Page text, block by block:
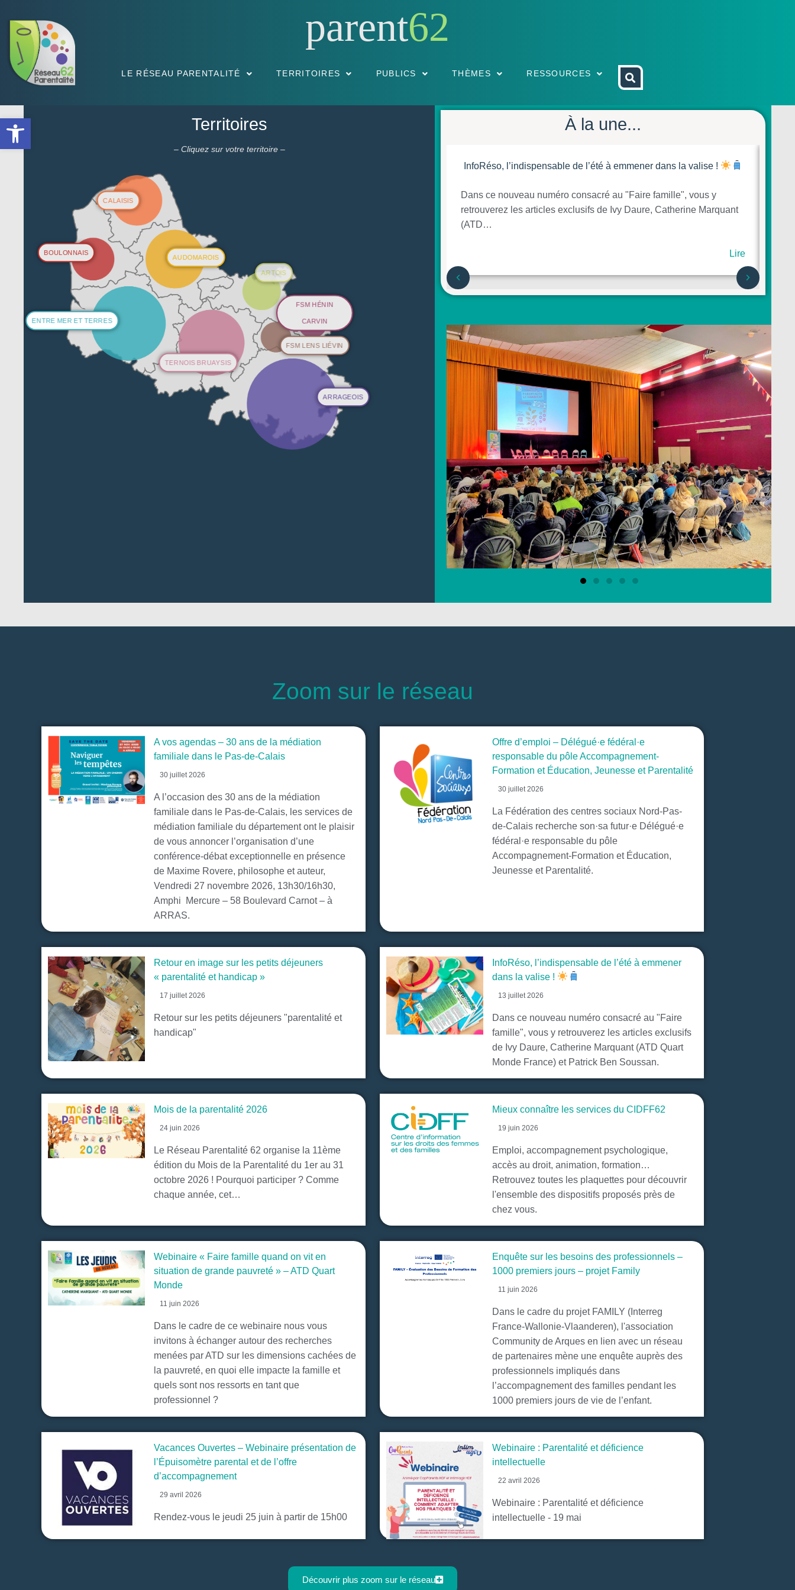
Ouvrir la barre d’outils
parent62
LE RÉSEAU PARENTALITÉ TERRITOIRES PUBLICS THÈMES RESSOURCES
Territoires
– Cliquez sur votre territoire –
CALAISIS
BOULONNAIS
ARTOIS
ARRAGEOIS
AUDOMAROIS
ENTRE MER ET TERRES
TERNOIS BRUAYSIS
FSM LENS LIÉVIN
FSM HÉNIN
CARVIN
À la une...
InfoRéso, l’indispensable de l’été à emmener dans la valise !
Dans ce nouveau numéro consacré au "Faire famille", vous y
retrouverez les articles exclusifs de Ivy Daure, Catherine Marquant
(ATD…
Lire
Zoom sur le réseau
A vos agendas – 30 ans de la médiation
familiale dans le Pas-de-Calais
30 juillet 2026
A l’occasion des 30 ans de la médiation
familiale dans le Pas-de-Calais, les services de
médiation familiale du département ont le plaisir
de vous annoncer l’organisation d’une
conférence-débat exceptionnelle en présence
de Maxime Rovere, philosophe et auteur,
Vendredi 27 novembre 2026, 13h30/16h30,
Amphi Mercure – 58 Boulevard Carnot – à
ARRAS.
Offre d’emploi – Délégué·e fédéral·e
responsable du pôle Accompagnement-
Formation et Éducation, Jeunesse et Parentalité
30 juillet 2026
La Fédération des centres sociaux Nord-Pas-
de-Calais recherche son·sa futur·e Délégué·e
fédéral·e responsable du pôle
Accompagnement-Formation et Éducation,
Jeunesse et Parentalité.
Retour en image sur les petits déjeuners
« parentalité et handicap »
17 juillet 2026
Retour sur les petits déjeuners "parentalité et
handicap"
InfoRéso, l’indispensable de l’été à emmener
dans la valise !
13 juillet 2026
Dans ce nouveau numéro consacré au "Faire
famille", vous y retrouverez les articles exclusifs
de Ivy Daure, Catherine Marquant (ATD Quart
Monde France) et Patrick Ben Soussan.
Mois de la parentalité 2026
24 juin 2026
Le Réseau Parentalité 62 organise la 11ème
édition du Mois de la Parentalité du 1er au 31
octobre 2026 ! Pourquoi participer ? Comme
chaque année, cet…
Mieux connaître les services du CIDFF62
19 juin 2026
Emploi, accompagnement psychologique,
accès au droit, animation, formation…
Retrouvez toutes les plaquettes pour découvrir
l'ensemble des dispositifs proposés près de
chez vous.
Webinaire « Faire famille quand on vit en
situation de grande pauvreté » – ATD Quart
Monde
11 juin 2026
Dans le cadre de ce webinaire nous vous
invitons à échanger autour des recherches
menées par ATD sur les dimensions cachées de
la pauvreté, en quoi elle impacte la famille et
quels sont nos ressorts en tant que
professionnel ?
Enquête sur les besoins des professionnels –
1000 premiers jours – projet Family
11 juin 2026
Dans le cadre du projet FAMILY (Interreg
France-Wallonie-Vlaanderen), l'association
Community de Arques en lien avec un réseau
de partenaires mène une enquête auprès des
professionnels impliqués dans
l’accompagnement des familles pendant les
1000 premiers jours de vie de l’enfant.
Vacances Ouvertes – Webinaire présentation de
l’Épuisomètre parental et de l’offre
d’accompagnement
29 avril 2026
Rendez-vous le jeudi 25 juin à partir de 15h00
Webinaire : Parentalité et déficience
intellectuelle
22 avril 2026
Webinaire : Parentalité et déficience
intellectuelle - 19 mai
Découvrir plus zoom sur le réseau